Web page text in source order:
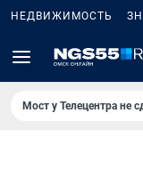
НЕДВИЖИМОСТЬ
Мост у Телецентра не